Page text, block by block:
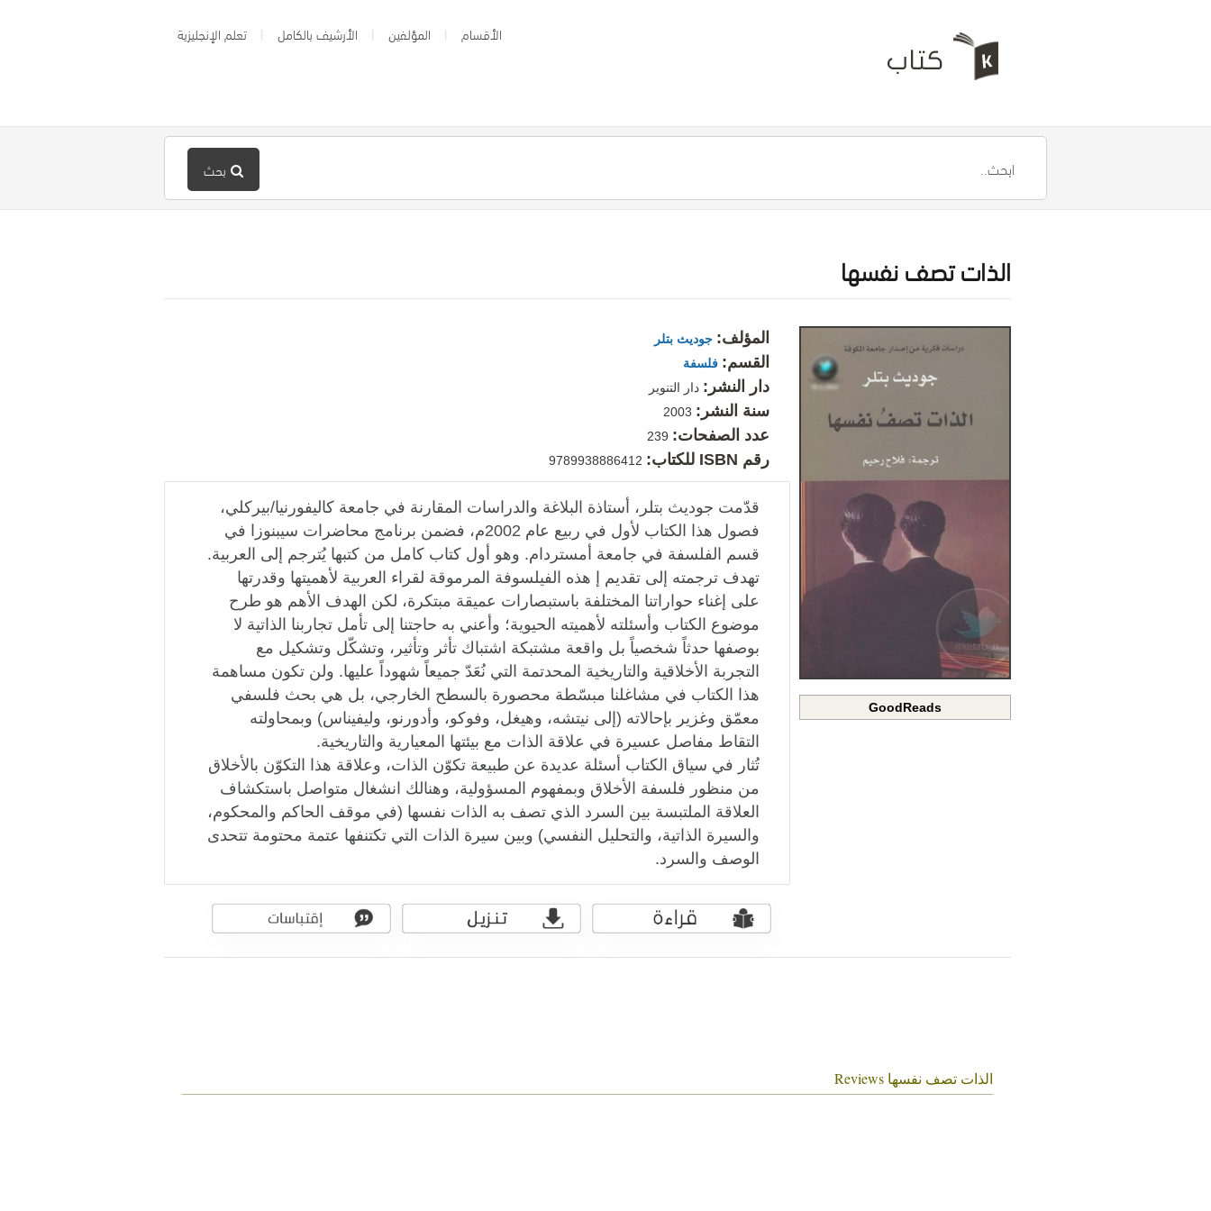
الأقسام المؤلفين الأرشيف بالكامل تعلم الإنجليزية
بحث
الذات تصف نفسها
GoodReads
المؤلف: جوديث بتلر
القسم: فلسفة
دار النشر: دار التنوير
سنة النشر:
عدد الصفحات:
رقم ISBN للكتاب: 9789938886412
قدّمت جوديث بتلر، أستاذة البلاغة والدراسات المقارنة في جامعة كاليفورنيا/بيركلي،
فصول هذا الكتاب لأول في ربيع عام 2002م، فضمن برنامج محاضرات سيبنوزا في
قسم الفلسفة في جامعة أمستردام. وهو أول كتاب كامل من كتبها يُترجم إلى العربية.
تهدف ترجمته إلى تقديم إ هذه الفيلسوفة المرموقة لقراء العربية لأهميتها وقدرتها
على إغناء حواراتنا المختلفة باستبصارات عميقة مبتكرة، لكن الهدف الأهم هو طرح
موضوع الكتاب وأسئلته لأهميته الحيوية؛ وأعني به حاجتنا إلى تأمل تجاربنا الذاتية لا
بوصفها حدثاً شخصياً بل واقعة مشتبكة اشتباك تأثر وتأثير، وتشكّل وتشكيل مع
التجربة الأخلاقية والتاريخية المحدتمة التي نُعَدّ جميعاً شهوداً عليها. ولن تكون مساهمة
هذا الكتاب في مشاغلنا مبسّطة محصورة بالسطح الخارجي، بل هي بحث فلسفي
معمّق وغزير بإحالاته (إلى نيتشه، وهيغل، وفوكو، وأدورنو، وليفيناس) وبمحاولته
التقاط مفاصل عسيرة في علاقة الذات مع بيئتها المعيارية والتاريخية.
تُثار في سياق الكتاب أسئلة عديدة عن طبيعة تكوّن الذات، وعلاقة هذا التكوّن بالأخلاق
من منظور فلسفة الأخلاق وبمفهوم المسؤولية، وهنالك انشغال متواصل باستكشاف
العلاقة الملتبسة بين السرد الذي تصف به الذات نفسها (في موقف الحاكم والمحكوم،
والسيرة الذاتية، والتحليل النفسي) وبين سيرة الذات التي تكتنفها عتمة محتومة تتحدى
الوصف والسرد.
الذات تصف نفسها Reviews